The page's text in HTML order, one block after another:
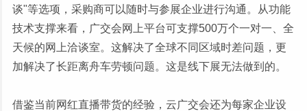
谈"等选项，采购商可以随时与参展企业进行沟通。从功能
技术支撑来看，广交会网上平台可支撑500万个一对一、全
天候的网上洽谈室。这解决了全球不同区域时差问题，更
加解决了长距离舟车劳顿问题。这是线下展无法做到的。
借鉴当前网红直播带货的经验，云广交会还为每家企业设